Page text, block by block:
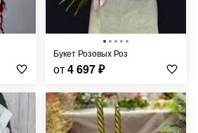
Букет Розовых Роз
от4 697₽